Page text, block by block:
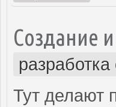
Создание
Тут делают